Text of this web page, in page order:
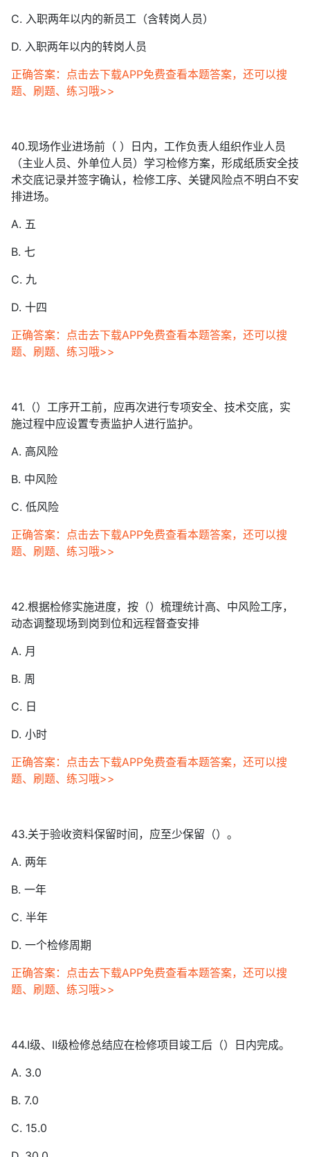
C. 入职两年以内的新员工（含转岗人员）
D. 入职两年以内的转岗人员
正确答案：点击去下载APP免费查看本题答案，还可以搜
题、刷题、练习哦>>
40.现场作业进场前（ ）日内，工作负责人组织作业人员
（主业人员、外单位人员）学习检修方案，形成纸质安全技
术交底记录并签字确认，检修工序、关键风险点不明白不安
排进场。
A. 五
B. 七
C. 九
D. 十四
正确答案：点击去下载APP免费查看本题答案，还可以搜
题、刷题、练习哦>>
41.（）工序开工前，应再次进行专项安全、技术交底，实
施过程中应设置专责监护人进行监护。
A. 高风险
B. 中风险
C. 低风险
正确答案：点击去下载APP免费查看本题答案，还可以搜
题、刷题、练习哦>>
42.根据检修实施进度，按（）梳理统计高、中风险工序，
动态调整现场到岗到位和远程督查安排
A. 月
B. 周
C. 日
D. 小时
正确答案：点击去下载APP免费查看本题答案，还可以搜
题、刷题、练习哦>>
43.关于验收资料保留时间，应至少保留（）。
A. 两年
B. 一年
C. 半年
D. 一个检修周期
正确答案：点击去下载APP免费查看本题答案，还可以搜
题、刷题、练习哦>>
44.Ⅰ级、Ⅱ级检修总结应在检修项目竣工后（）日内完成。
A. 3.0
B. 7.0
C. 15.0